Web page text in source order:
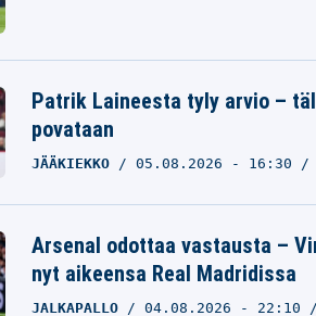
Patrik Laineesta tyly arvio –
povataan
JÄÄKIEKKO 05.08.2026 - 16:30
Arsenal odottaa vastausta –
nyt aikeensa Real Madridissa
JALKAPALLO 04.08.2026 - 22:10